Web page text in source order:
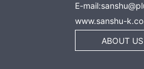
E-
www.sanshu-
ABOUT US